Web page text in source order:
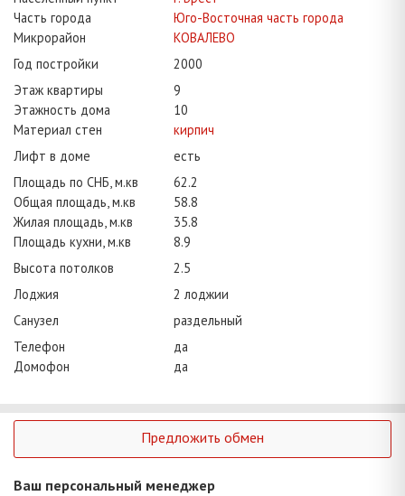
Часть города
Юго-Восточная часть города
Микрорайон
КОВАЛЕВО
Год постройки
2000
Этаж квартиры
9
Этажность дома
10
Материал стен
кирпич
Лифт в доме
есть
Площадь по СНБ, м.кв
62.2
Общая площадь, м.кв
58.8
Жилая площадь, м.кв
35.8
Площадь кухни, м.кв
8.9
Высота потолков
2.5
Лоджия
2 лоджии
Санузел
раздельный
Телефон
да
Домофон
да
Предложить обмен
Ваш персональный менеджер